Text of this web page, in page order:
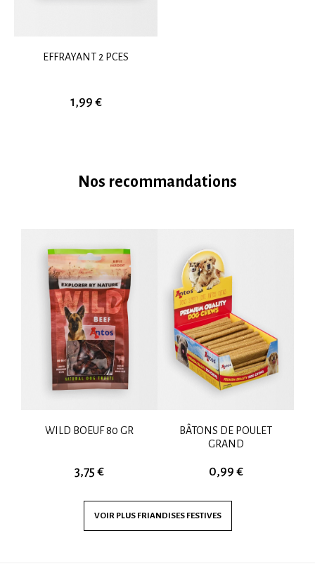
EFFRAYANT 2 PCES
1,99 €
Nos recommandations
WILD BOEUF 80 GR
3,75 €
BÂTONS DE POULET
GRAND
0,99 €
VOIR PLUS FRIANDISES FESTIVES